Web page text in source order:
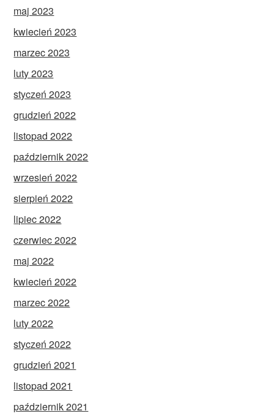
maj 2023
kwiecień 2023
marzec 2023
luty 2023
styczeń 2023
grudzień 2022
listopad 2022
październik 2022
wrzesień 2022
sierpień 2022
lipiec 2022
czerwiec 2022
maj 2022
kwiecień 2022
marzec 2022
luty 2022
styczeń 2022
grudzień 2021
listopad 2021
październik 2021